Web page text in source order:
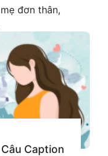
đơn thân,
Caption